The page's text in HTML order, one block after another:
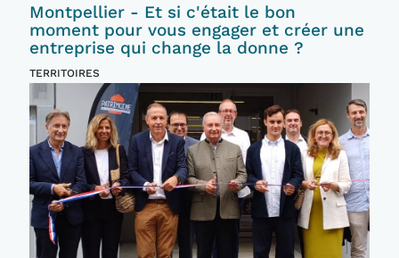
Montpellier - Et si c'était le bon
moment pour vous engager et créer une
entreprise qui change la donne ?
TERRITOIRES